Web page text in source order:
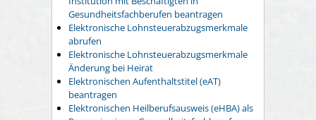
Gesundheitsfachberufen beantragen
Elektronische Lohnsteuerabzugsmerkmale
abrufen
Elektronische Lohnsteuerabzugsmerkmale
Änderung bei Heirat
Elektronischen Aufenthaltstitel (eAT)
beantragen
Elektronischen Heilberufsausweis (eHBA) als